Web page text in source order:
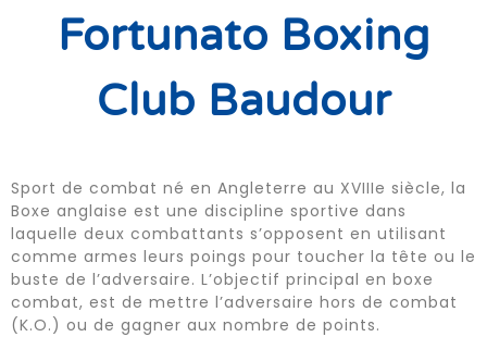
Fortunato Boxing
Club Baudour
Sport de combat né en Angleterre au XVIIIe siècle, la
Boxe anglaise est une discipline sportive dans
laquelle deux combattants s’opposent en utilisant
comme armes leurs poings pour toucher la tête ou le
buste de l’adversaire. L’objectif principal en boxe
combat, est de mettre l’adversaire hors de combat
(K.O.) ou de gagner aux nombre de points.